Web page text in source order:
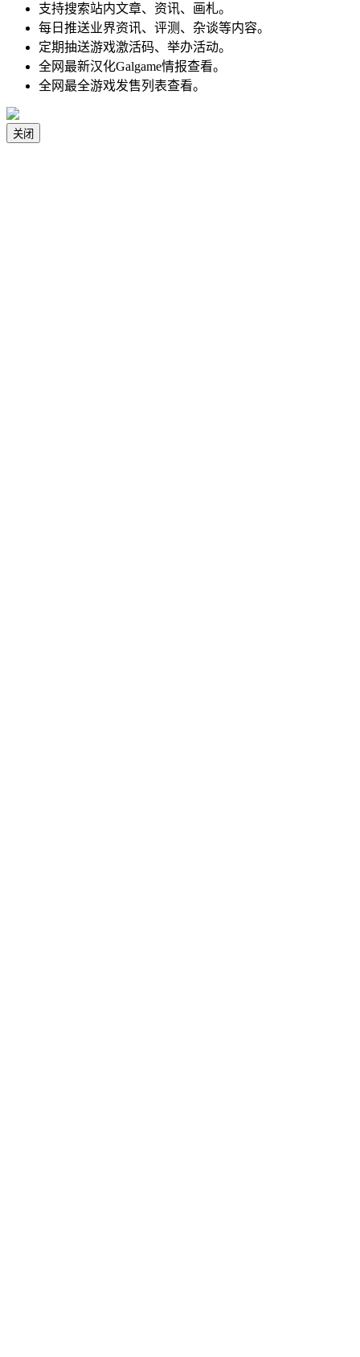
支持搜索站内文章、资讯、画札。
每日推送业界资讯、评测、杂谈等内容。
定期抽送游戏激活码、举办活动。
全网最新汉化Galgame情报查看。
全网最全游戏发售列表查看。
关闭